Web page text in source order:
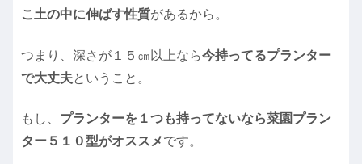
こ土の中に伸ばす性質があるから。
つまり、深さが１５㎝以上なら今持ってるプランター
で大丈夫ということ。
もし、 プランターを１つも持ってないなら菜園プラン
ター５１０型がオススメです。